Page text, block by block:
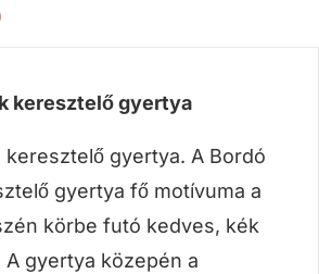
keresztelő gyertya
keresztelő gyertya. A Bordó
gyertya fő motívuma a
körbe futó kedves, kék
A gyertya közepén a